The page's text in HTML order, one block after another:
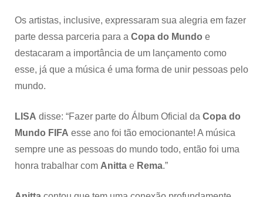
Os artistas, inclusive, expressaram sua alegria em fazer
parte dessa parceria para a Copa do Mundo e
destacaram a importância de um lançamento como
esse, já que a música é uma forma de unir pessoas pelo
mundo.
LISA disse: “Fazer parte do Álbum Oficial da Copa do
Mundo FIFA esse ano foi tão emocionante! A música
sempre une as pessoas do mundo todo, então foi uma
honra trabalhar com Anitta e Rema.”